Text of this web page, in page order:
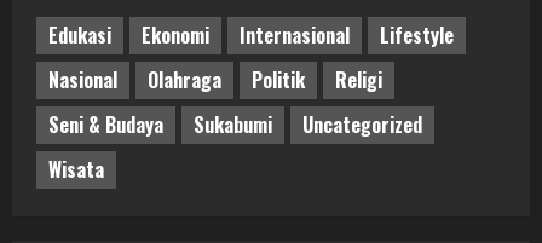
Edukasi Ekonomi Internasional
Lifestyle
Nasional
Olahraga Politik
Religi
Seni & Budaya
Sukabumi
Uncategorized
Wisata